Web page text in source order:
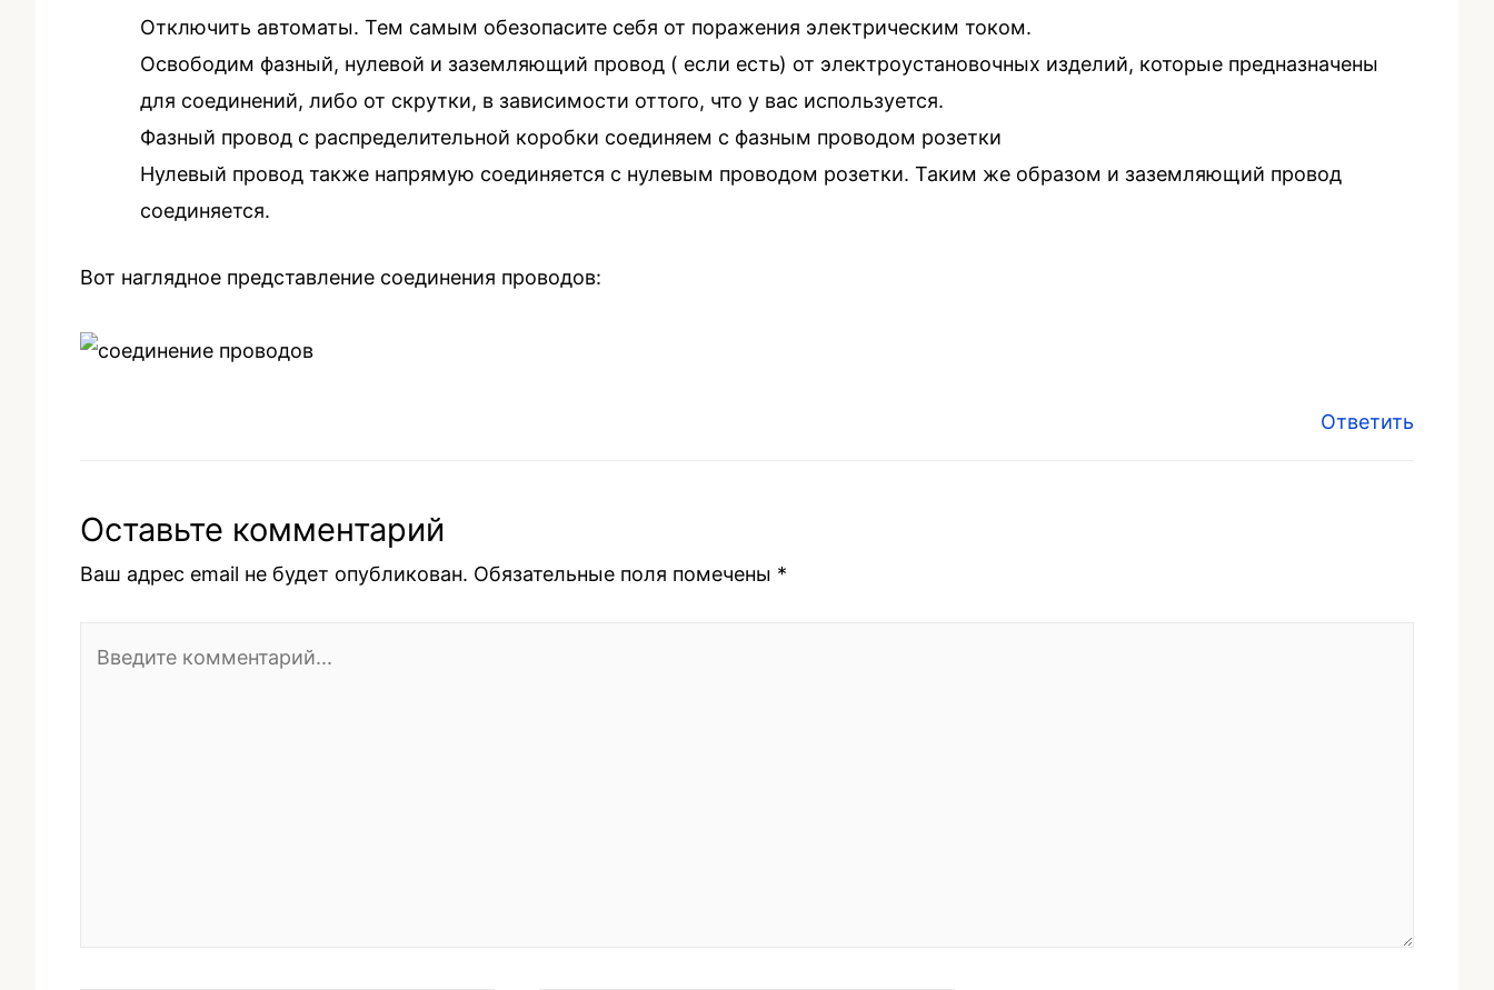
Отключить автоматы. Тем самым обезопасите себя от поражения электрическим током.
Освободим фазный, нулевой и заземляющий провод ( если есть) от электроустановочных изделий, которые предназначены
для соединений, либо от скрутки, в зависимости оттого, что у вас используется.
Фазный провод с распределительной коробки соединяем с фазным проводом розетки
Нулевый провод также напрямую соединяется с нулевым проводом розетки. Таким же образом и заземляющий провод
соединяется.
Вот наглядное представление соединения проводов:
Ответить
Оставьте комментарий
Ваш адрес email не будет опубликован. Обязательные поля помечены *